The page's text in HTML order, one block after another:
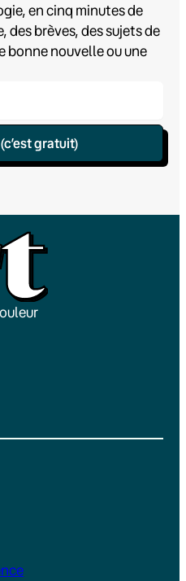
en cinq minutes de
des brèves, des sujets de
bonne nouvelle ou une
gratuit)